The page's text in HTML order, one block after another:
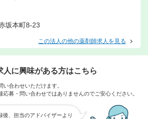
坂本町8-23
この法人の他の薬剤師求人を見る
人に興味がある方はこちら
合わせいただけます。
応募・問い合わせではありませんのでご安心ください。
後、担当のアドバイザーより